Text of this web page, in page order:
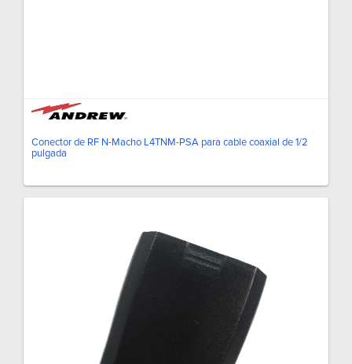
Conector de RF N-Macho L4TNM-PSA para cable coaxial de 1/2
pulgada